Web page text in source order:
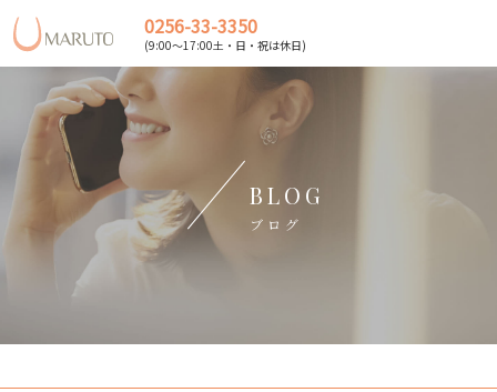
0256-33-3350
(9:00～17:00土・日・祝は休日)
BLOG
ブログ